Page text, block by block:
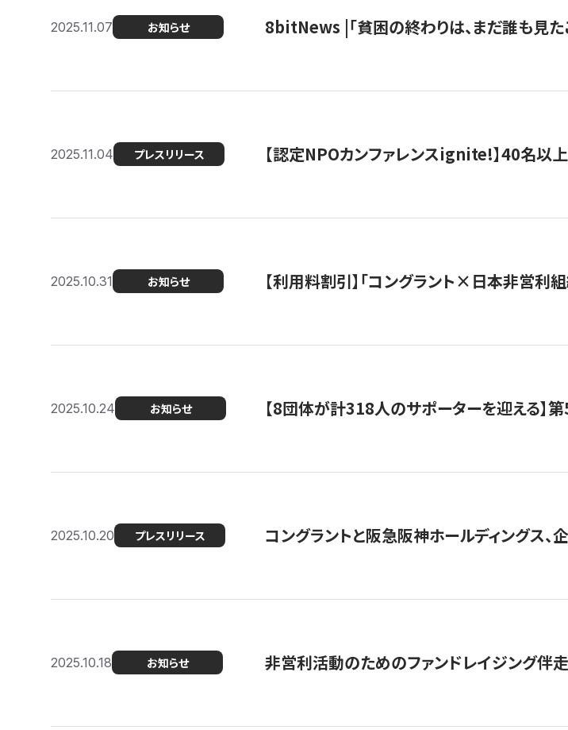
2025.11.07 お知らせ 8bitNews |「貧困の終わりは、まだ誰も見
2025.11.04 プレスリリース 【認定NPOカンファレンスignite!】40名以
2025.10.31 お知らせ 【利用料割引】「コングラント×日本非営利
2025.10.24 お知らせ 【8団体が計318人のサポーターを迎える】​​
2025.10.20 プレスリリース コングラントと阪急阪神ホールディングス、
2025.10.18 お知らせ 非営利活動のためのファンドレイジング伴